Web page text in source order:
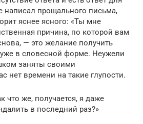
написал прощального письма,
яснее ясного: «Ты мне
причина, по которой вам
— это желание получить
в словесной форме. Неужели
заняты своими
нет времени на такие глупости.
что же, получается, я даже
в последний раз?»